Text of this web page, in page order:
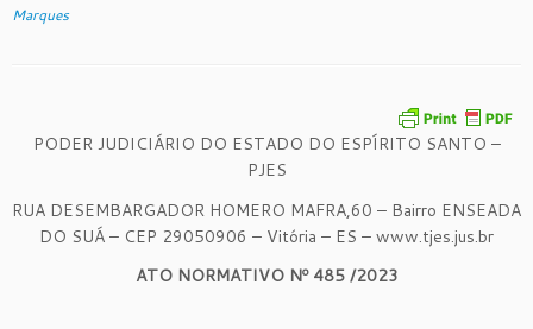
Marques
PODER JUDICIÁRIO DO ESTADO DO ESPÍRITO SANTO –
PJES
RUA DESEMBARGADOR HOMERO MAFRA,60 – Bairro ENSEADA
DO SUÁ – CEP 29050906 – Vitória – ES – www.tjes.jus.br
ATO NORMATIVO Nº 485 /2023